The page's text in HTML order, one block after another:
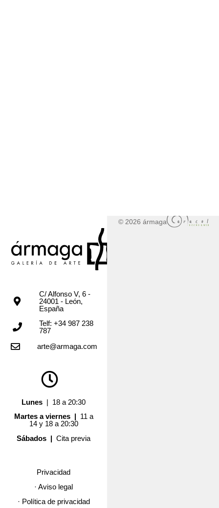
C/ Alfonso V, 6 -
24001 - León,
España
Telf: +34 987 238
787
arte@armaga.com
Lunes | 18 a 20:30
Martes a viernes | 11 a
14 y 18 a 20:30
Sábados |Cita previa
Privacidad
· Aviso legal
· Política de privacidad
© 2026 ármaga